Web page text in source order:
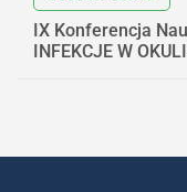
IX Konferencja
INFEKCJE W